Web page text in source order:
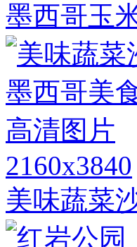
墨西哥玉
2160x3840
美味蔬菜